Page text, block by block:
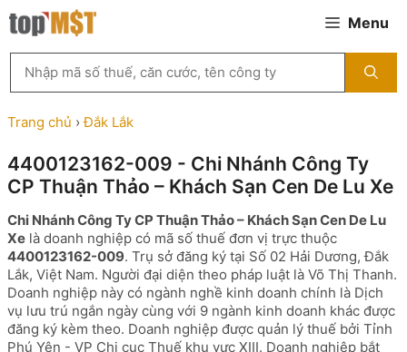
Chuyển
đến
Menu
kiếm
MST
theo
tên
ty,
người
diện
hoặc
mã
số
thuế
...
Trang chủ ›Đắk Lắk
4400123162-009 - Chi Nhánh Công Ty
CP Thuận Thảo – Khách Sạn Cen De Lu Xe
Chi Nhánh Công Ty CP Thuận Thảo – Khách Sạn Cen De Lu
Xe là doanh nghiệp có mã số thuế đơn vị trực thuộc
4400123162-009. Trụ sở đăng ký tại Số 02 Hải Dương, Đắk
Lắk, Việt Nam. Người đại diện theo pháp luật là Võ Thị Thanh.
Doanh nghiệp này có ngành nghề kinh doanh chính là Dịch
vụ lưu trú ngắn ngày cùng với 9 ngành kinh doanh khác được
đăng ký kèm theo. Doanh nghiệp được quản lý thuế bởi Tỉnh
Phú Yên - VP Chi cục Thuế khu vực XIII. Doanh nghiệp bắt